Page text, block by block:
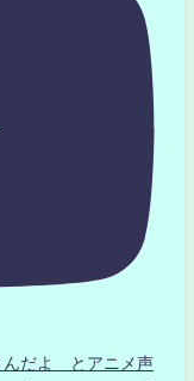
だよ とアニメ声